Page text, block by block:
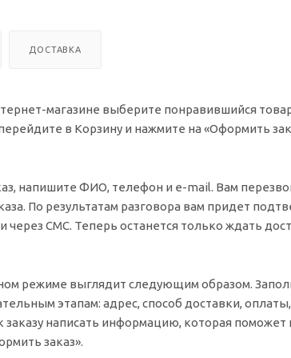
ДОСТАВКА
магазине выберите понравившийся
в Корзину и нажмите на «Оформить
напишите ФИО, телефон и e-mail. Вам
По результатам разговора вам придет
через СМС. Теперь останется только ждать
режиме выглядит следующим образом.
этапам: адрес, способ доставки,
заказу написать информацию, которая поможет
заказ».